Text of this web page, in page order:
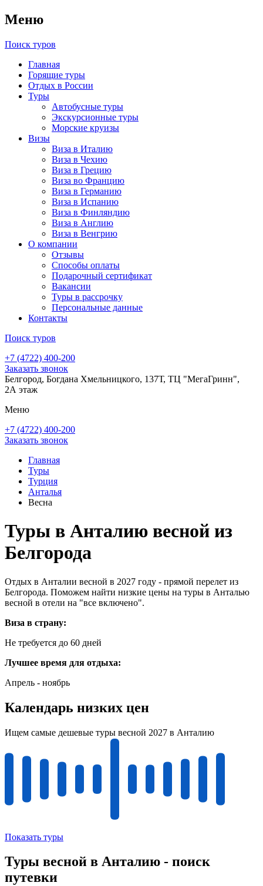
Меню
Поиск туров
Главная
Горящие туры
Отдых в России
Туры
Автобусные туры
Экскурсионные туры
Морские круизы
Визы
Виза в Италию
Виза в Чехию
Виза в Грецию
Виза во Францию
Виза в Германию
Виза в Испанию
Виза в Финляндию
Виза в Англию
Виза в Венгрию
О компании
Отзывы
Способы оплаты
Подарочный сертификат
Вакансии
Туры в рассрочку
Персональные данные
Контакты
Поиск туров
+7 (4722) 400-200
Заказать звонок
Белгород, Богдана Хмельницкого, 137Т, ТЦ "МегаГринн",
2А этаж
Меню
+7 (4722) 400-200
Заказать звонок
Главная
Туры
Турция
Анталья
Весна
Туры в Анталию весной из
Белгорода
Отдых в Анталии весной в 2027 году - прямой перелет из
Белгорода. Поможем найти низкие цены на туры в Анталью
весной в отели на "все включено".
Виза в страну:
Не требуется до 60 дней
Лучшее время для отдыха:
Апрель - ноябрь
Календарь низких цен
Ищем самые дешевые туры весной 2027 в Анталию
Показать туры
Туры весной в Анталию - поиск
путевки